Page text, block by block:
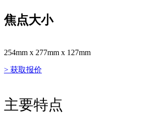
焦点大小
254mm x 277mm x 127mm
> 获取报价
主要特点